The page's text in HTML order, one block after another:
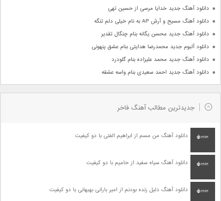
دانلود آهنگ جدید خدایا مرسی از حسین تهی
دانلود آهنگ مسیح و آرش AP به نام خیلی دلم تنگه
دانلود آهنگ جدید محسن یگانه بنام چنگال تقدیر
دانلود آلبوم جدید محمدرضا هدایتی بنام عشق پنهونی
دانلود آهنگ جدید محمد علیزاده بنام گلودرد
دانلود آهنگ جدید احمد سعیدی بنام واسه عشقه
جدیدترین مطالب آهنگ فاخر
دانلود آهنگ من مسم از ابراهیم الفتی با دو کیفیت
دانلود آهنگ سیاه سفید از حامیم با دو کیفیت
دانلود آهنگ دلیل زنده بودنم از امیر بارانی بهبهانی با دو کیفیت